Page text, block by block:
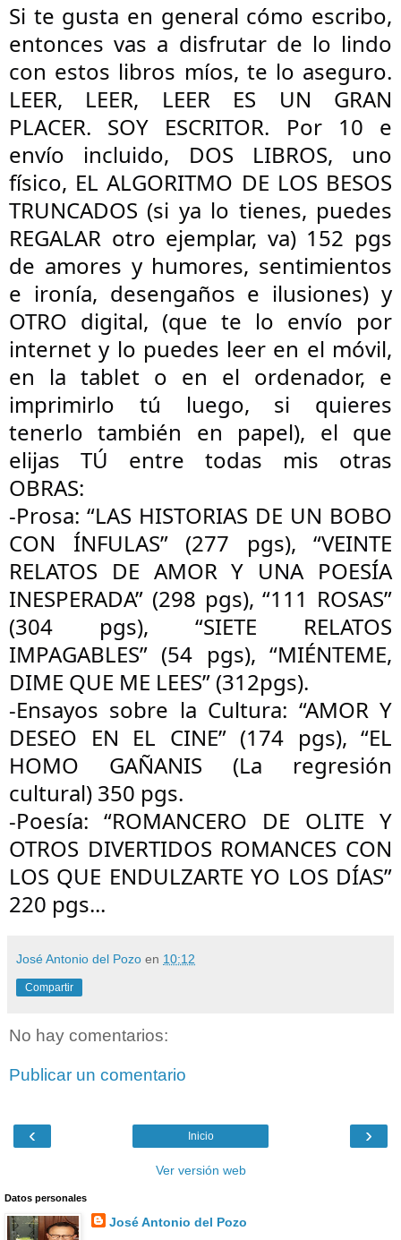
Si te gusta en general cómo escribo,
entonces vas a disfrutar de lo lindo
con estos libros míos, te lo aseguro.
LEER, LEER, LEER ES UN GRAN
PLACER. SOY ESCRITOR. Por 10 e
envío incluido, DOS LIBROS, uno
físico, EL ALGORITMO DE LOS BESOS
TRUNCADOS (si ya lo tienes, puedes
REGALAR otro ejemplar, va) 152 pgs
de amores y humores, sentimientos
e ironía, desengaños e ilusiones) y
OTRO digital, (que te lo envío por
internet y lo puedes leer en el móvil,
en la tablet o en el ordenador, e
imprimirlo tú luego, si quieres
tenerlo también en papel), el que
elijas TÚ entre todas mis otras
OBRAS:
-Prosa: “LAS HISTORIAS DE UN BOBO
CON ÍNFULAS” (277 pgs), “VEINTE
RELATOS DE AMOR Y UNA POESÍA
INESPERADA” (298 pgs), “111 ROSAS”
(304 pgs), “SIETE RELATOS
IMPAGABLES” (54 pgs), “MIÉNTEME,
DIME QUE ME LEES” (312pgs).
-Ensayos sobre la Cultura: “AMOR Y
DESEO EN EL CINE” (174 pgs), “EL
HOMO GAÑANIS (La regresión
cultural) 350 pgs.
-Poesía: “ROMANCERO DE OLITE Y
OTROS DIVERTIDOS ROMANCES CON
LOS QUE ENDULZARTE YO LOS DÍAS”
220 pgs...
José Antonio del Pozo en 10:12
Compartir
No hay comentarios:
Publicar un comentario
‹ ›
Inicio
Ver versión web
Datos personales
José Antonio del Pozo